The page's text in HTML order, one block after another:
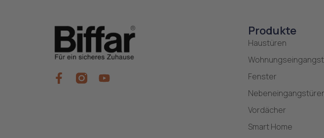
Produkte
Haustüren
Fenster
Vordächer
Smart Home